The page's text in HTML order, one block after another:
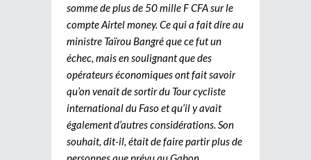
somme de plus de 50 mille F CFA sur le
compte Airtel money. Ce qui a fait dire au
ministre Taïrou Bangré que ce fut un
échec, mais en soulignant que des
opérateurs économiques ont fait savoir
qu’on venait de sortir du Tour cycliste
international du Faso et qu’il y avait
également d’autres considérations. Son
souhait, dit-il, était de faire partir plus de